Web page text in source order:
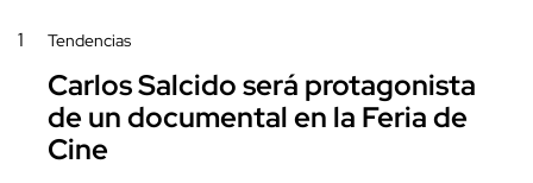
1 Tendencias
Carlos Salcido será protagonista
de un documental en la Feria de
Cine